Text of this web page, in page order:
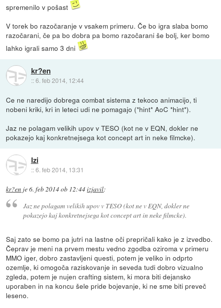
spremenilo v pošast
V torek bo razočaranje v vsakem primeru. Če bo igra slaba bomo
razočarani, če pa bo dobra pa bomo razočarani še bolj, ker bomo
lahko igrali samo 3 dni
kr?en
::6. feb 2014, 12:44
Ce ne naredijo dobrega combat sistema z tekoco animacijo, ti
nobeni kriki, kri in leteci udi ne pomagajo (*hint* AoC *hint*).
Jaz ne polagam velikih upov v TESO (kot ne v EQN, dokler ne
pokazejo kaj konkretnejsega kot concept art in neke filmcke).
Izi
::6. feb 2014, 13:31
kr?en je6. feb 2014 ob 12:44izjavil:
Jaz ne polagam velikih upov v TESO (kot ne v EQN, dokler ne
pokazejo kaj konkretnejsega kot concept art in neke filmcke).
Saj zato se bomo pa jutri na lastne oči prepričali kako je z izvedbo.
Čeprav je meni na prvem mestu vedno zgodba oziroma v primeru
MMO iger, dobro zastavljeni questi, potem je veliko in odprto
ozemlje, ki omogoča raziskovanje in seveda tudi dobro vizualno
zgleda, potem je nujen crafting sistem, ki mora biti dejansko
uporaben in na koncu šele pride bojevanje, ki ne sme biti preveč
leseno.